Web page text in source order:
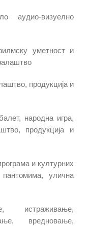
аудио-визуелно
уметност и
продукција и
народна игра,
продукција и
и културних
пантомима, улична
истраживање,
вредновање,